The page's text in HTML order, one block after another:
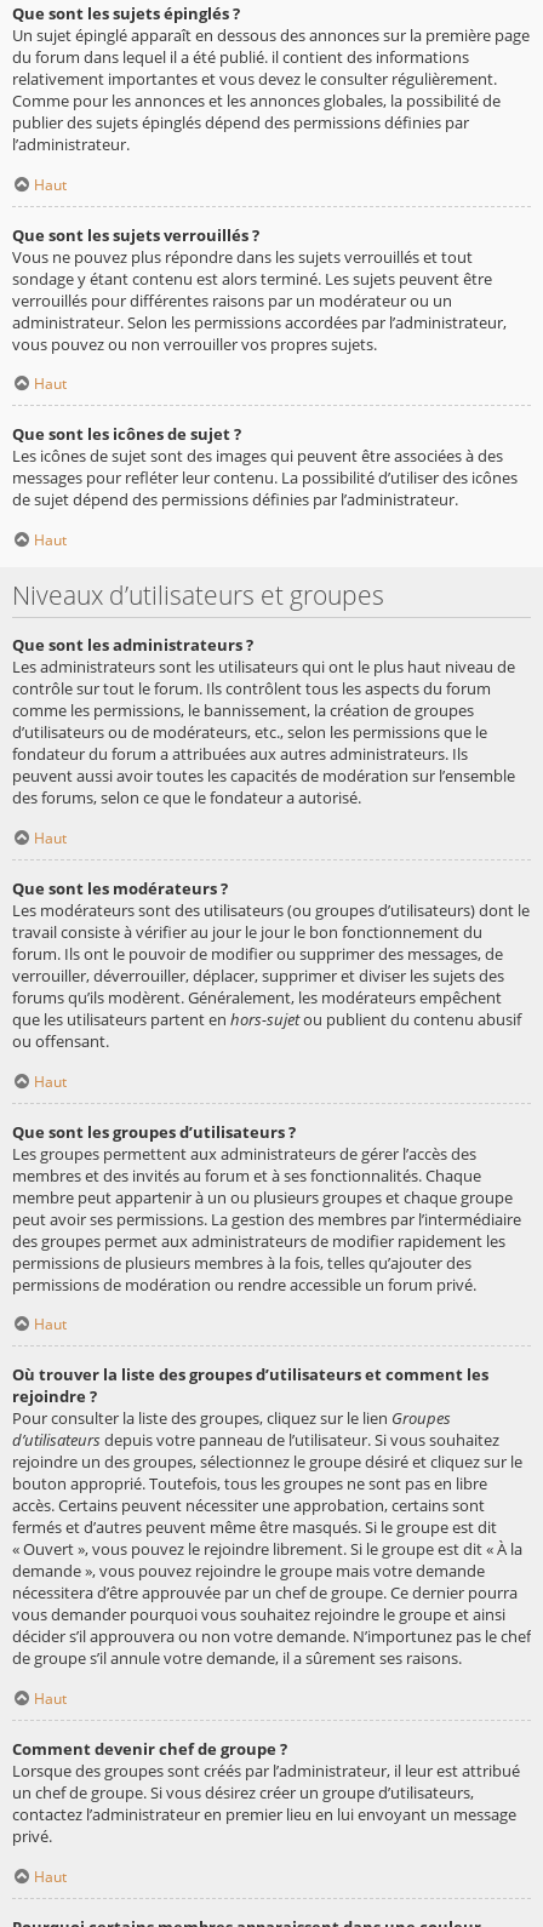
Que sont les sujets épinglés ?
Un sujet épinglé apparaît en dessous des annonces sur la première page
du forum dans lequel il a été publié. il contient des informations
relativement importantes et vous devez le consulter régulièrement.
Comme pour les annonces et les annonces globales, la possibilité de
publier des sujets épinglés dépend des permissions définies par
l’administrateur.
Haut
Que sont les sujets verrouillés ?
Vous ne pouvez plus répondre dans les sujets verrouillés et tout
sondage y étant contenu est alors terminé. Les sujets peuvent être
verrouillés pour différentes raisons par un modérateur ou un
administrateur. Selon les permissions accordées par l’administrateur,
vous pouvez ou non verrouiller vos propres sujets.
Haut
Que sont les icônes de sujet ?
Les icônes de sujet sont des images qui peuvent être associées à des
messages pour refléter leur contenu. La possibilité d’utiliser des icônes
de sujet dépend des permissions définies par l’administrateur.
Haut
Niveaux d’utilisateurs et groupes
Que sont les administrateurs ?
Les administrateurs sont les utilisateurs qui ont le plus haut niveau de
contrôle sur tout le forum. Ils contrôlent tous les aspects du forum
comme les permissions, le bannissement, la création de groupes
d’utilisateurs ou de modérateurs, etc., selon les permissions que le
fondateur du forum a attribuées aux autres administrateurs. Ils
peuvent aussi avoir toutes les capacités de modération sur l’ensemble
des forums, selon ce que le fondateur a autorisé.
Haut
Que sont les modérateurs ?
Les modérateurs sont des utilisateurs (ou groupes d’utilisateurs) dont le
travail consiste à vérifier au jour le jour le bon fonctionnement du
forum. Ils ont le pouvoir de modifier ou supprimer des messages, de
verrouiller, déverrouiller, déplacer, supprimer et diviser les sujets des
forums qu’ils modèrent. Généralement, les modérateurs empêchent
que les utilisateurs partent en hors-sujetou publient du contenu abusif
ou offensant.
Haut
Que sont les groupes d’utilisateurs ?
Les groupes permettent aux administrateurs de gérer l’accès des
membres et des invités au forum et à ses fonctionnalités. Chaque
membre peut appartenir à un ou plusieurs groupes et chaque groupe
peut avoir ses permissions. La gestion des membres par l’intermédiaire
des groupes permet aux administrateurs de modifier rapidement les
permissions de plusieurs membres à la fois, telles qu’ajouter des
permissions de modération ou rendre accessible un forum privé.
Haut
Où trouver la liste des groupes d’utilisateurs et comment les
rejoindre ?
Pour consulter la liste des groupes, cliquez sur le lien Groupes
d’utilisateursdepuis votre panneau de l’utilisateur. Si vous souhaitez
rejoindre un des groupes, sélectionnez le groupe désiré et cliquez sur le
bouton approprié. Toutefois, tous les groupes ne sont pas en libre
accès. Certains peuvent nécessiter une approbation, certains sont
fermés et d’autres peuvent même être masqués. Si le groupe est dit
« Ouvert », vous pouvez le rejoindre librement. Si le groupe est dit « À la
demande », vous pouvez rejoindre le groupe mais votre demande
nécessitera d’être approuvée par un chef de groupe. Ce dernier pourra
vous demander pourquoi vous souhaitez rejoindre le groupe et ainsi
décider s’il approuvera ou non votre demande. N’importunez pas le chef
de groupe s’il annule votre demande, il a sûrement ses raisons.
Haut
Comment devenir chef de groupe ?
Lorsque des groupes sont créés par l’administrateur, il leur est attribué
un chef de groupe. Si vous désirez créer un groupe d’utilisateurs,
contactez l’administrateur en premier lieu en lui envoyant un message
privé.
Haut